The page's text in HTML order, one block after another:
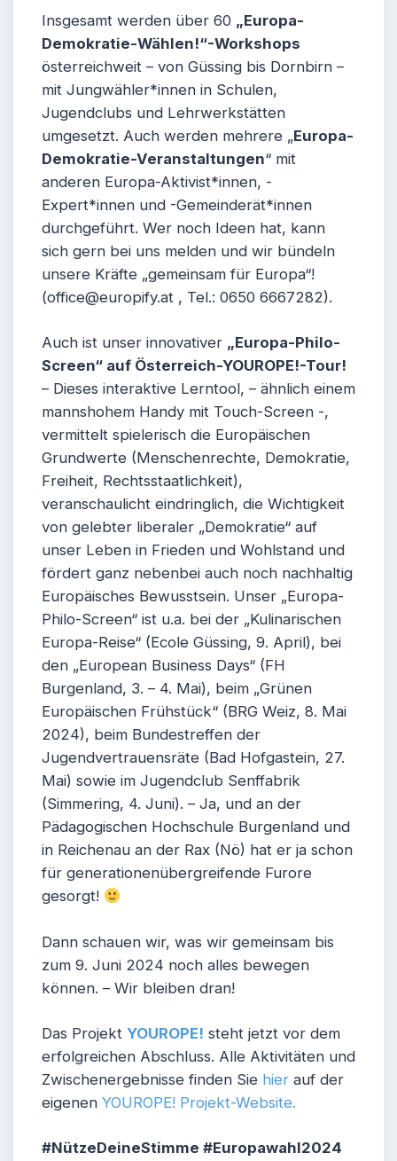
Insgesamt werden über 60 „Europa-
Demokratie-Wählen!“-Workshops
österreichweit – von Güssing bis Dornbirn –
mit Jungwähler*innen in Schulen,
Jugendclubs und Lehrwerkstätten
umgesetzt. Auch werden mehrere „Europa-
Demokratie-Veranstaltungen“ mit
anderen Europa-Aktivist*innen, -
Expert*innen und -Gemeinderät*innen
durchgeführt. Wer noch Ideen hat, kann
sich gern bei uns melden und wir bündeln
unsere Kräfte „gemeinsam für Europa“!
(office@europify.at , Tel.: 0650 6667282).
Auch ist unser innovativer „Europa-Philo-
Screen“ auf Österreich-YOUROPE!-Tour!
– Dieses interaktive Lerntool, – ähnlich einem
mannshohem Handy mit Touch-Screen -,
vermittelt spielerisch die Europäischen
Grundwerte (Menschenrechte, Demokratie,
Freiheit, Rechtsstaatlichkeit),
veranschaulicht eindringlich, die Wichtigkeit
von gelebter liberaler „Demokratie“ auf
unser Leben in Frieden und Wohlstand und
fördert ganz nebenbei auch noch nachhaltig
Europäisches Bewusstsein. Unser „Europa-
Philo-Screen“ ist u.a. bei der „Kulinarischen
Europa-Reise“ (Ecole Güssing, 9. April), bei
den „European Business Days“ (FH
Burgenland, 3. – 4. Mai), beim „Grünen
Europäischen Frühstück“ (BRG Weiz, 8. Mai
2024), beim Bundestreffen der
Jugendvertrauensräte (Bad Hofgastein, 27.
Mai) sowie im Jugendclub Senffabrik
(Simmering, 4. Juni). – Ja, und an der
Pädagogischen Hochschule Burgenland und
in Reichenau an der Rax (Nö) hat er ja schon
für generationenübergreifende Furore
gesorgt!
Dann schauen wir, was wir gemeinsam bis
zum 9. Juni 2024 noch alles bewegen
können. – Wir bleiben dran!
Das Projekt YOUROPE! steht jetzt vor dem
erfolgreichen Abschluss. Alle Aktivitäten und
Zwischenergebnisse finden Sie hier auf der
eigenen YOUROPE! Projekt-Website.
#NützeDeineStimme #Europawahl2024